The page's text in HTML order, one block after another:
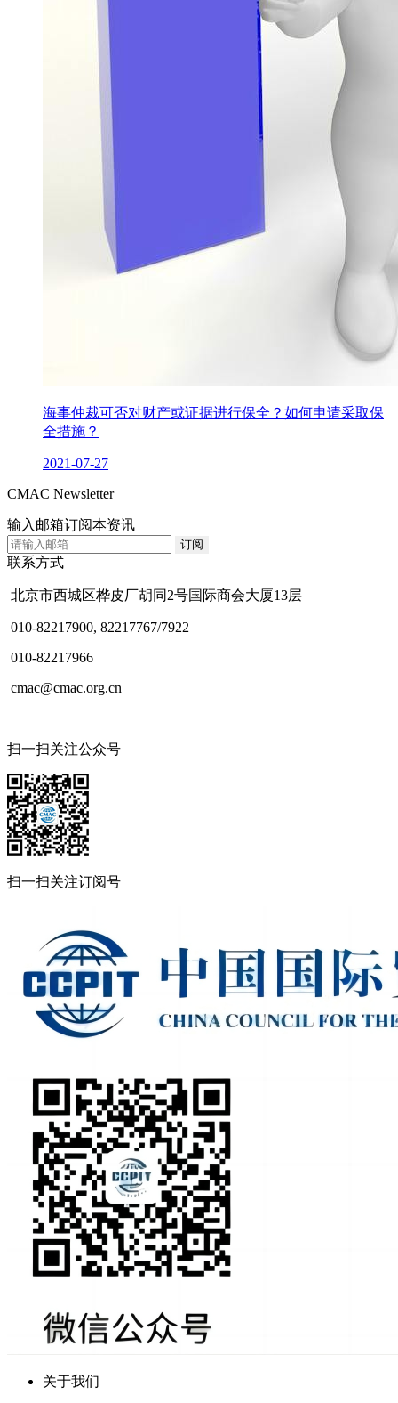
海事仲裁可否对财产或证据进行保全？如何申请采取保
全措施？
2021-07-27
CMAC Newsletter
输入邮箱订阅本资讯
联系方式
北京市西城区桦皮厂胡同2号国际商会大厦13层
010-82217900, 82217767/7922
010-82217966
cmac@cmac.org.cn
扫一扫关注公众号
扫一扫关注订阅号
关于我们